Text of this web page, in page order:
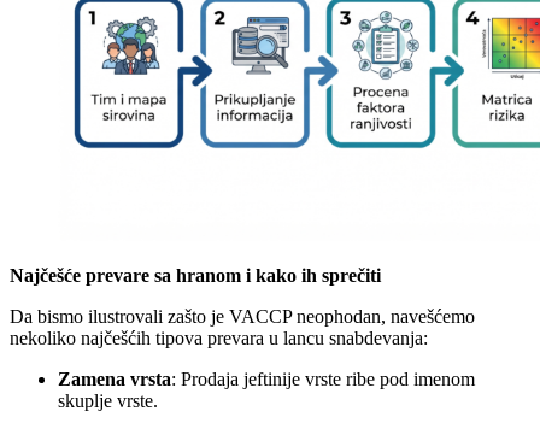
Najčešće prevare sa hranom i kako ih sprečiti
Da bismo ilustrovali zašto je VACCP neophodan, navešćemo
nekoliko najčešćih tipova prevara u lancu snabdevanja:
Zamena vrsta: Prodaja jeftinije vrste ribe pod imenom
skuplje vrste.